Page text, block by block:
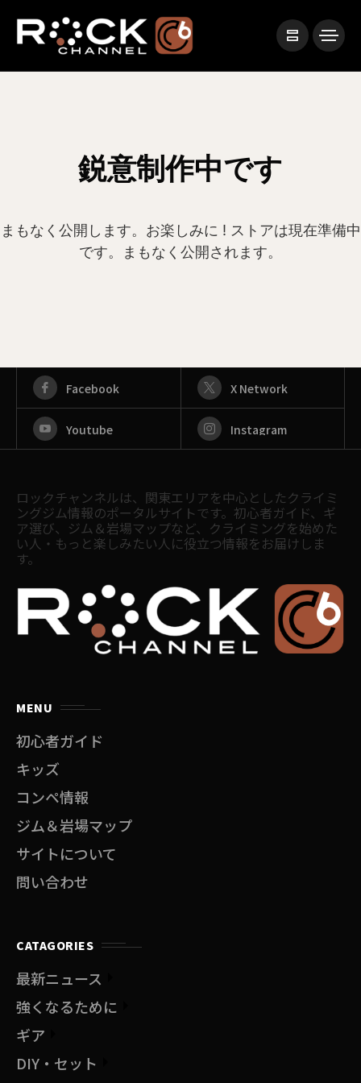
鋭意制作中です
まもなく公開します。お楽しみに ! ストアは現在準備中
です。まもなく公開されます。
Facebook X Network
Youtube Instagram
ロックチャンネルは、関東エリアを中心としたクライミ
ングジム情報のポータルサイトです。初心者ガイド、ギ
ア選び、ジム＆岩場マップなど、クライミングを始めた
い人・もっと楽しみたい人に役立つ情報をお届けしま
す。
MENU
初心者ガイド
キッズ
コンペ情報
ジム＆岩場マップ
サイトについて
問い合わせ
CATAGORIES
最新ニュース
強くなるために
ギア
DIY・セット